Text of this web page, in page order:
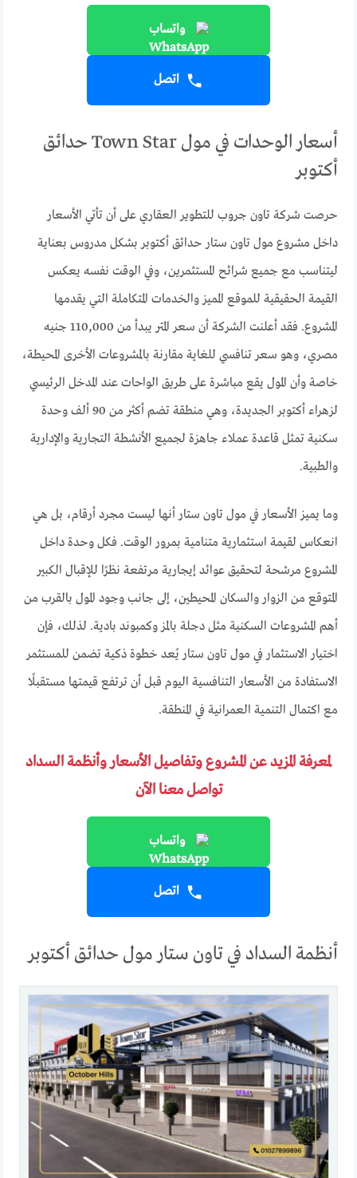
واتساب
اتصل
أسعار الوحدات في مول Town Star حدائق
أكتوبر
حرصت شركة تاون جروب للتطوير العقاري على أن تأتي الأسعار
داخل مشروع مول تاون ستار حدائق أكتوبر بشكل مدروس بعناية
ليتناسب مع جميع شرائح المستثمرين، وفي الوقت نفسه يعكس
القيمة الحقيقية للموقع المميز والخدمات المتكاملة التي يقدمها
المشروع. فقد أعلنت الشركة أن سعر المتر يبدأ من 110,000 جنيه
مصري، وهو سعر تنافسي للغاية مقارنة بالمشروعات الأخرى المحيطة،
خاصة وأن المول يقع مباشرة على طريق الواحات عند المدخل الرئيسي
لزهراء أكتوبر الجديدة، وهي منطقة تضم أكثر من 90 ألف وحدة
سكنية تمثل قاعدة عملاء جاهزة لجميع الأنشطة التجارية والإدارية
والطبية.
وما يميز الأسعار في مول تاون ستار أنها ليست مجرد أرقام، بل هي
انعكاس لقيمة استثمارية متنامية بمرور الوقت. فكل وحدة داخل
المشروع مرشحة لتحقيق عوائد إيجارية مرتفعة نظرًا للإقبال الكبير
المتوقع من الزوار والسكان المحيطين، إلى جانب وجود المول بالقرب من
أهم المشروعات السكنية مثل دجلة بالمز وكمبوند بادية. لذلك، فإن
اختيار الاستثمار في مول تاون ستار يُعد خطوة ذكية تضمن للمستثمر
الاستفادة من الأسعار التنافسية اليوم قبل أن ترتفع قيمتها مستقبلًا
مع اكتمال التنمية العمرانية في المنطقة.
لمعرفة المزيد عن المشروع وتفاصيل الأسعار وأنظمة السداد
تواصل معنا الآن
واتساب
اتصل
أنظمة السداد في تاون ستار مول حدائق أكتوبر